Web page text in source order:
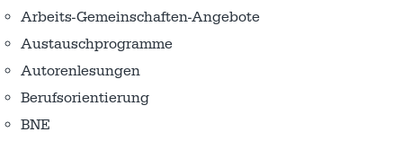
Arbeits-Gemeinschaften-Angebote
Austausch­programme
Autorenlesungen
Berufsorientierung
BNE